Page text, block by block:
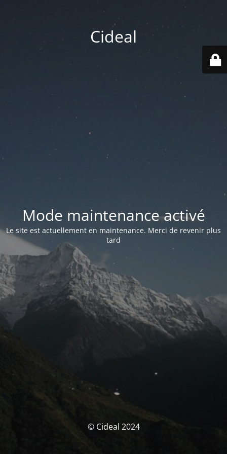
Cideal
Mode maintenance activé
Le site est actuellement en maintenance. Merci de revenir plus
tard
© Cideal 2024